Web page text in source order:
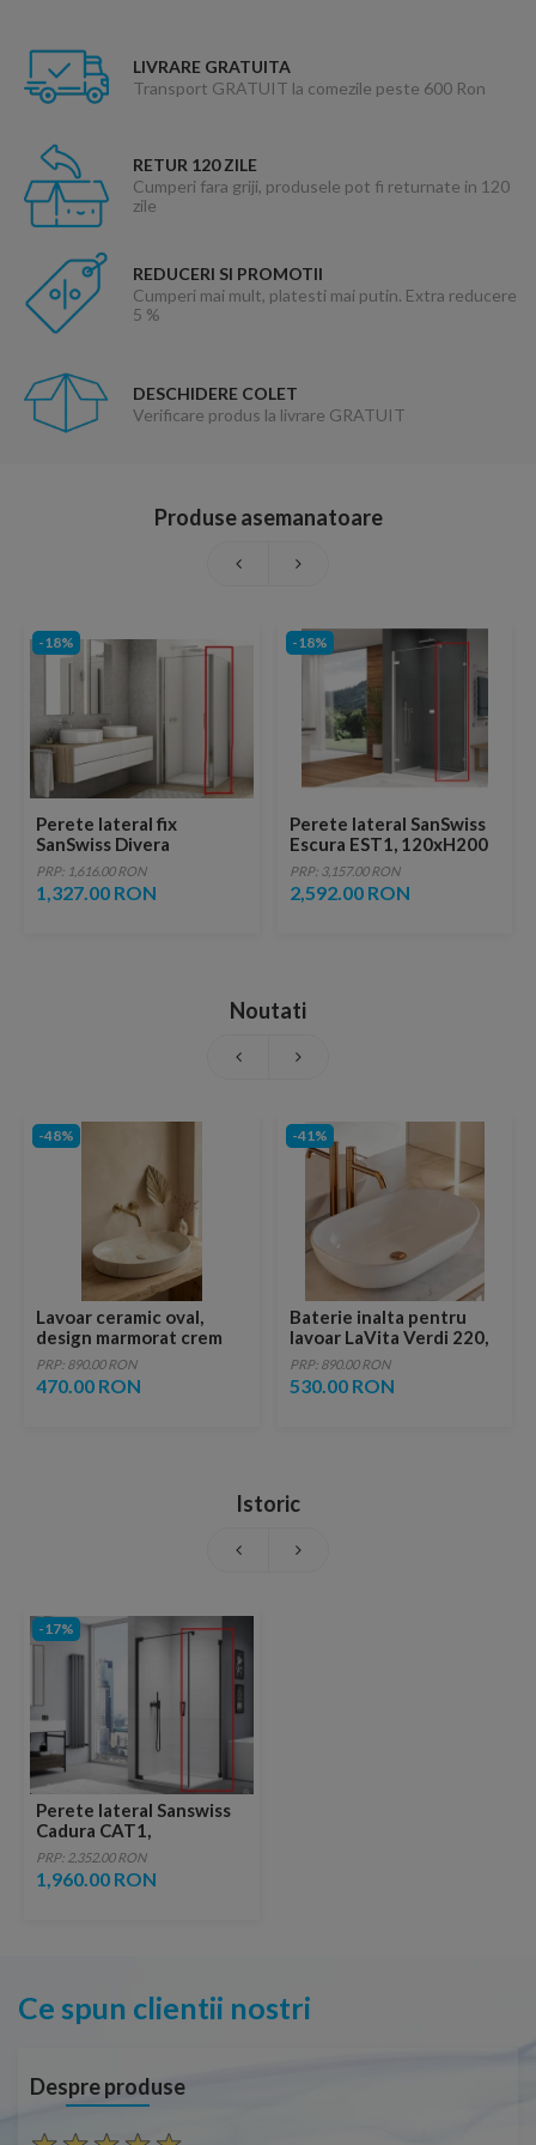
LIVRARE GRATUITA
Transport GRATUIT la comezile peste 600 Ron
RETUR 120 ZILE
Cumperi fara griji, produsele pot fi returnate in 120
zile
REDUCERI SI PROMOTII
Cumperi mai mult, platesti mai putin. Extra reducere
5 %
DESCHIDERE COLET
Verificare produs la livrare GRATUIT
Produse asemanatoare
-18%
Perete lateral fix
SanSwiss Divera
140xH200 cm
PRP: 1,616.00 RON
1,327.00 RON
-18%
Perete lateral SanSwiss
Escura EST1, 120xH200
cm
PRP: 3,157.00 RON
2,592.00 RON
Noutati
-48%
Lavoar ceramic oval,
design marmorat crem
lucios cu vene aurii,
ventil inclus
PRP: 890.00 RON
470.00 RON
-41%
Baterie inalta pentru
lavoar LaVita Verdi 220,
fara ventil, brushed
copper
PRP: 890.00 RON
530.00 RON
Istoric
-17%
Perete lateral Sanswiss
Cadura CAT1,
70xH200cm, profil negru
mat
PRP: 2,352.00 RON
1,960.00 RON
Ce spun clientii nostri
Despre produse